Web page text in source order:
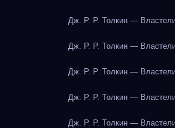
Дж. Р. Р. Толкин —
Дж. Р. Р. Толкин —
Дж. Р. Р. Толкин —
Дж. Р. Р. Толкин —
Дж. Р. Р. Толкин —